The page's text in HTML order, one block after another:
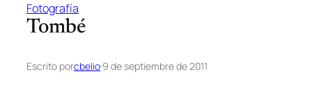
Fotografía
Tombé
Escrito porcbelio·9 de septiembre de 2011